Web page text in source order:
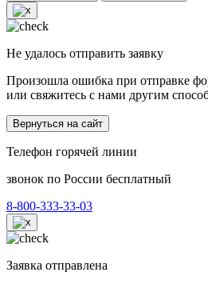
Не удалось отправить заявку
Произошла ошибка при отправке
или свяжитесь с нами другим
Вернуться на сайт
Телефон горячей линии
звонок по России бесплатный
8-800-333-33-03
Заявка отправлена